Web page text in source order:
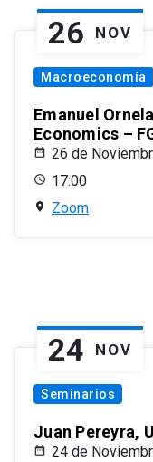
26 NOV
Macroeconomía
Emanuel
Economics –
26 de
17:00
Zoom
24 NOV
Seminarios
Juan Pereyra,
24 de